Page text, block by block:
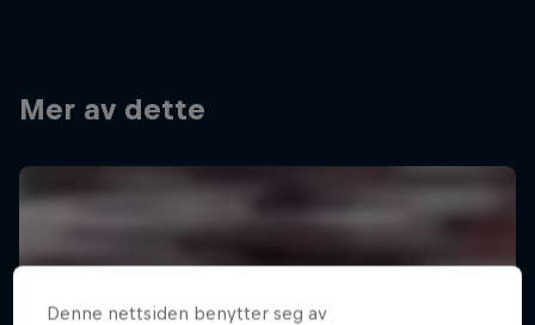
Mer av dette
Denne nettsiden benytter seg av